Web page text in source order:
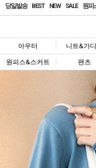
당일발송 BEST NEW SALE 원피
아우터 니트&가
원피스&스커트 팬츠